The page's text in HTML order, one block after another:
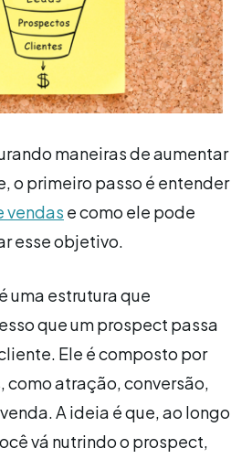
maneiras de aumentar
o primeiro passo é entender
vendas e como ele pode
esse objetivo.
é uma estrutura que
que um prospect passa
Ele é composto por
atração, conversão,
A ideia é que, ao longo
vá nutrindo o prospect,